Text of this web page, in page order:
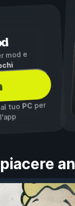
mod e
tuo PCper